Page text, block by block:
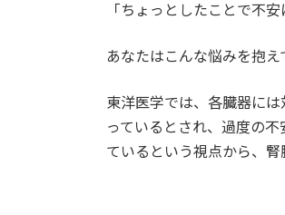
「ちょっとしたことで不安
あなたはこんな悩みを抱え
東洋医学では、各臓器に
っているとされ、過度の
ているという視点から、腎